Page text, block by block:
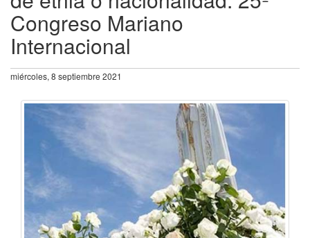
Congreso Mariano
Internacional
miércoles, 8 septiembre 2021